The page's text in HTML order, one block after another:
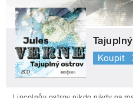
Koupit